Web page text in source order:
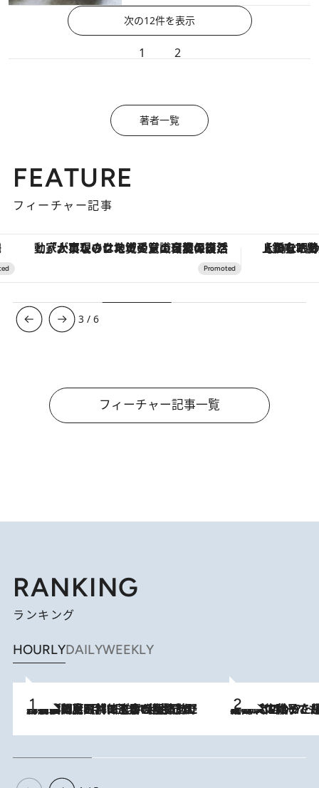
次の12件を表示
1 2
著者一覧
FEATURE
フィーチャー記事
「大事なのは地域の意識を変えること」。ロレックス賞受賞の自然保護活動家が実現させたナイジェリアの自然環境の復活 【銀座で出合う最旬美容】美髪ケアや上
3 /6
フィーチャー記事一覧
RANKING
ランキング
HOURLYDAILYWEEKLY
2026.8.8
「最後に見られてよかった」上野動物園の東園パンダ舎が解体前に特別公開。8月16日まで延長されたパネル展と共に辿る“半世紀”のパンダ飼育《解体工事の図面あり》 2026.8.5
【阿川佐和子さんの年とる力】なぜ70代で始めた趣味は“こんなに楽しい”のか？ ピアノ、俳句…スランプに陥っても続けられる“ある秘訣”とは